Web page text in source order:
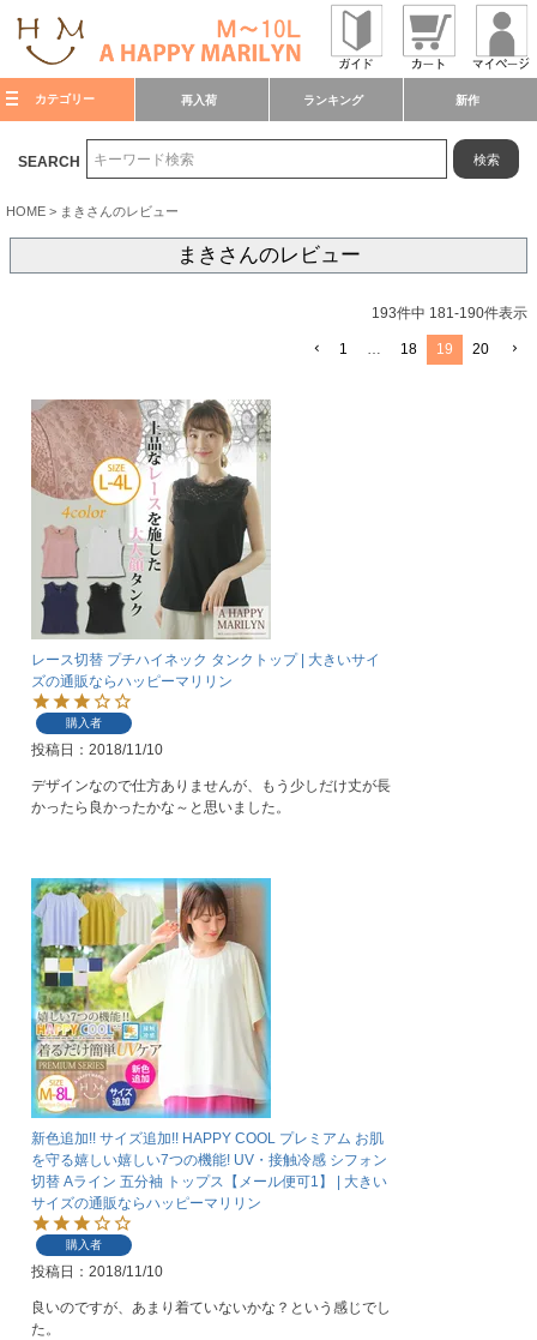
カテゴリー 再入荷 ランキング 新作
SEARCH 検索
HOME まきさんのレビュー
まきさんのレビュー
193件中 181-190件表示
1 … 18 19 20
レース切替 プチハイネック タンクトップ | 大きいサイ
ズの通販ならハッピーマリリン
購入者
投稿日 2018/11/10
デザインなので仕方ありませんが、もう少しだけ丈が長
かったら良かったかな～と思いました。
新色追加!! サイズ追加!! HAPPY COOL プレミアム お肌
を守る嬉しい嬉しい7つの機能! UV・接触冷感 シフォン
切替 Aライン 五分袖 トップス【メール便可1】 | 大きい
サイズの通販ならハッピーマリリン
購入者
投稿日 2018/11/10
良いのですが、あまり着ていないかな？という感じでし
た。